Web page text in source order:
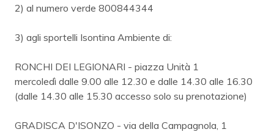
2) al numero verde 800844344
3) agli sportelli Isontina Ambiente di:
RONCHI DEI LEGIONARI - piazza Unità 1
mercoledì dalle 9.00 alle 12.30 e dalle 14.30 alle 16.30
(dalle 14.30 alle 15.30 accesso solo su prenotazione)
GRADISCA D'ISONZO - via della Campagnola, 1